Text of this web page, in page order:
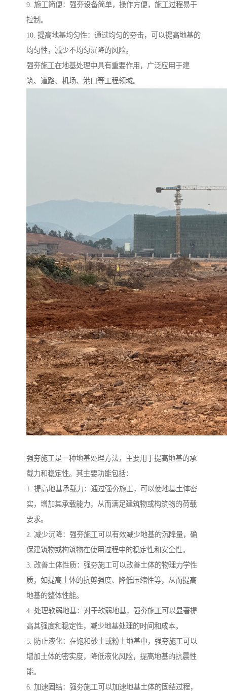
9. 施工简便：强夯设备简单，操作方便，施工过程易于
控制。
10. 提高地基均匀性：通过均匀的夯击，可以提高地基的
均匀性，减少不均匀沉降的风险。
强夯施工在地基处理中具有重要作用，广泛应用于建
筑、道路、机场、港口等工程领域。
强夯施工是一种地基处理方法，主要用于提高地基的承
载力和稳定性。其主要功能包括：
1. 提高地基承载力：通过强夯施工，可以使地基土体密
实，增加其承载能力，从而满足建筑物或构筑物的荷载
要求。
2. 减少沉降：强夯施工可以有效减少地基的沉降量，确
保建筑物或构筑物在使用过程中的稳定性和安全性。
3. 改善土体性质：强夯施工可以改善土体的物理力学性
质，如提高土体的抗剪强度、降低压缩性等，从而提高
地基的整体性能。
4. 处理软弱地基：对于软弱地基，强夯施工可以显著提
高其强度和稳定性，减少地基处理的时间和成本。
5. 防止液化：在饱和砂土或粉土地基中，强夯施工可以
增加土体的密实度，降低液化风险，提高地基的抗震性
能。
6. 加速固结：强夯施工可以加速地基土体的固结过程，